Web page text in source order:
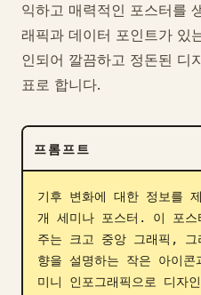
프롬프트
가격
다운로드
블로그
업데이트
익하고 매력적인 포스터를
래픽과 데이터 포인트가 있
인되어 깔끔하고 정돈된 디
표로 합니다.
프롬프트
기후 변화에 대한 정보를
개 세미나 포스터. 이 포스
주는 크고 중앙 그래픽,
향을 설명하는 작은 아이
미니 인포그래픽으로 디자